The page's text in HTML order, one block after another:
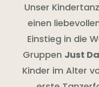
Unser
einen
Einstieg in die
Gruppen Just
Kinder im Alter